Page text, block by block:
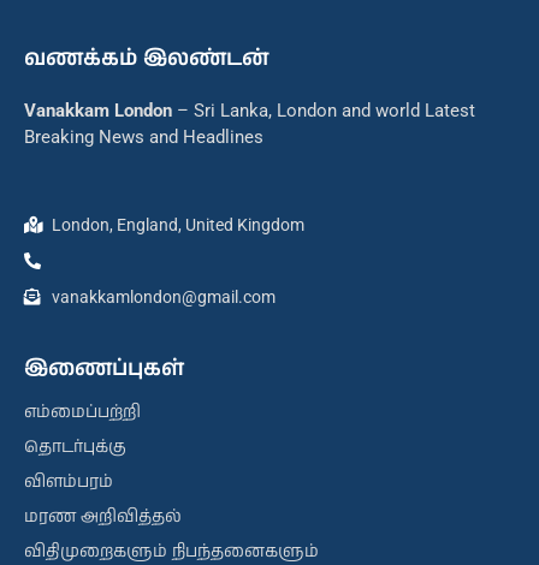
வணக்கம் இலண்டன்
Vanakkam London – Sri Lanka, London and world Latest
Breaking News and Headlines
London, England, United Kingdom
vanakkamlondon@gmail.com
இணைப்புகள்
எம்மைப்பற்றி
தொடர்புக்கு
விளம்பரம்
மரண அறிவித்தல்
விதிமுறைகளும் நிபந்தனைகளும்